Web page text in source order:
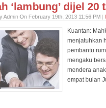
‘lambung’ dijel 20
Admin On February 19th, 2013 11:56 PM |
Kuantan:
menjatuhkan
pembantu
mengaku
mendera
empat bulan